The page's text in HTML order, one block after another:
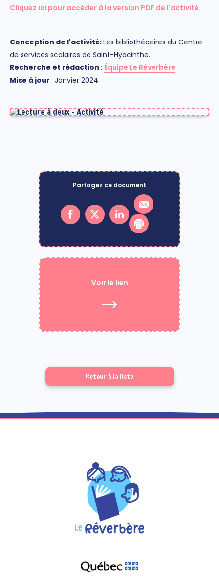
Cliquez ici pour accéder à la version PDF de l'activité.
Conception de l'activité:Les bibliothécaires du Centre
de services scolaires de Saint-Hyacinthe.
Recherche et rédaction : Équipe Le Réverbère
Mise à jour : Janvier 2024
Partagez ce document
Voir le lien
Retour à la liste